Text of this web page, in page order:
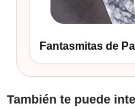
Fantasmitas de
También te puede